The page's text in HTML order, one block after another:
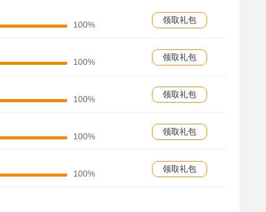
100% 领取礼包
100% 领取礼包
100% 领取礼包
100% 领取礼包
100% 领取礼包